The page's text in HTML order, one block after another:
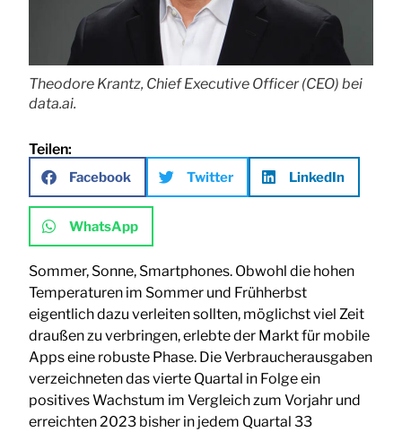
Theodore Krantz, Chief Executive Officer (CEO) bei
data.ai.
Teilen:
Facebook Twitter LinkedIn
WhatsApp
Sommer, Sonne, Smartphones. Obwohl die hohen
Temperaturen im Sommer und Frühherbst
eigentlich dazu verleiten sollten, möglichst viel Zeit
draußen zu verbringen, erlebte der Markt für mobile
Apps eine robuste Phase. Die Verbraucherausgaben
verzeichneten das vierte Quartal in Folge ein
positives Wachstum im Vergleich zum Vorjahr und
erreichten 2023 bisher in jedem Quartal 33